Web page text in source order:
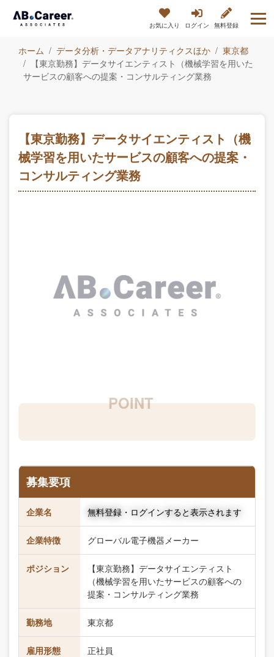
お気に入り ログイン 無料登録
ホーム データ分析・データアナリティクスほか
東京都
【東京勤務】データサイエンティスト（機械学習を用いた
サービスの顧客への提案・コンサルティング業務
【東京勤務】データサイエンティスト（機
械学習を用いたサービスの顧客への提案・
コンサルティング業務
募集要項
企業名 無料登録・ログインすると表示されます
企業特徴 グローバル電子機器メーカー
ポジション
【東京勤務】データサイエンティスト
（機械学習を用いたサービスの顧客への
提案・コンサルティング業務
勤務地 東京都
雇用形態 正社員